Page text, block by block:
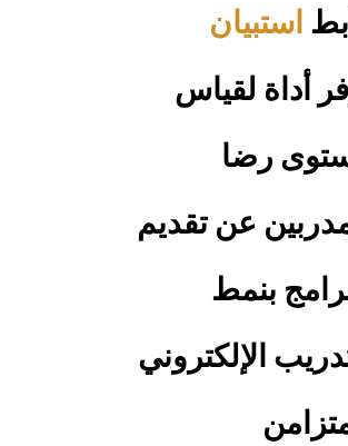
استبيان
أداة لقياس
رضا
عن تقديم
بنمط
الإلكتروني